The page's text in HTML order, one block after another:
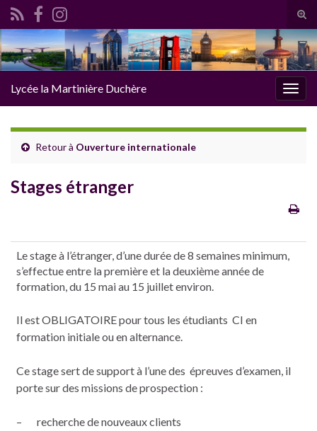
Search for:
Lycée la Martinière Duchère
Retour à Ouverture internationale
Stages étranger
Le stage à l’étranger, d’une durée de 8 semaines minimum,
s’effectue entre la première et la deuxième année de
formation, du 15 mai au 15 juillet environ.
Il est OBLIGATOIRE pour tous les étudiants CI en
formation initiale ou en alternance.
Ce stage sert de support à l’une des épreuves d’examen, il
porte sur des missions de prospection :
– recherche de nouveaux clients